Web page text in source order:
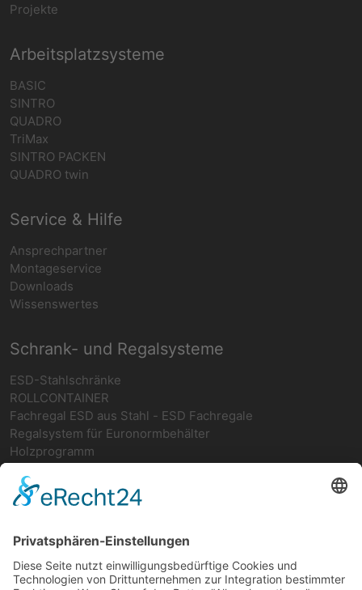
Projekte
Arbeitsplatzsysteme
BASIC
SINTRO
QUADRO
TriMax
SINTRO PACKEN
QUADRO twin
Service & Hilfe
Ansprechpartner
Montageservice
Downloads
Wissenswertes
Schrank- und Regalsysteme
ESD-Stahlschränke
ROLLCONTAINER
Fachregal ESD aus Stahl - ESD Fachregale
Regalsystem für Euronormbehälter
Holzprogramm
Netzwerk
Ergonomie
Deutsches ESD-Netzwerk